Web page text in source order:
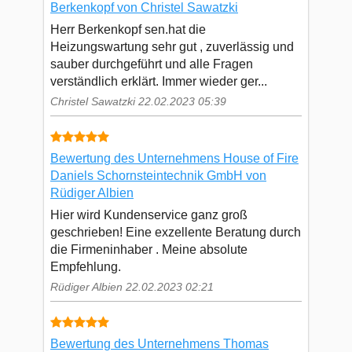
Berkenkopf von Christel Sawatzki
Herr Berkenkopf sen.hat die
Heizungswartung sehr gut , zuverlässig und
sauber durchgeführt und alle Fragen
verständlich erklärt. Immer wieder ger...
Christel Sawatzki 22.02.2023 05:39
Bewertung des Unternehmens House of Fire
Daniels Schornsteintechnik GmbH von
Rüdiger Albien
Hier wird Kundenservice ganz groß
geschrieben! Eine exzellente Beratung durch
die Firmeninhaber . Meine absolute
Empfehlung.
Rüdiger Albien 22.02.2023 02:21
Bewertung des Unternehmens Thomas